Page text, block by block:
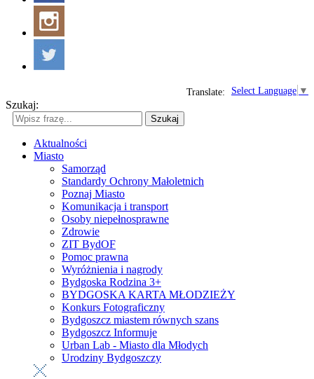
Select Language ▼
Translate:
Szukaj:
Szukaj
Aktualności
Miasto
Samorząd
Standardy Ochrony Małoletnich
Poznaj Miasto
Komunikacja i transport
Osoby niepełnosprawne
Zdrowie
ZIT BydOF
Pomoc prawna
Wyróżnienia i nagrody
Bydgoska Rodzina 3+
BYDGOSKA KARTA MŁODZIEŻY
Konkurs Fotograficzny
Bydgoszcz miastem równych szans
Bydgoszcz Informuje
Urban Lab - Miasto dla Młodych
Urodziny Bydgoszczy